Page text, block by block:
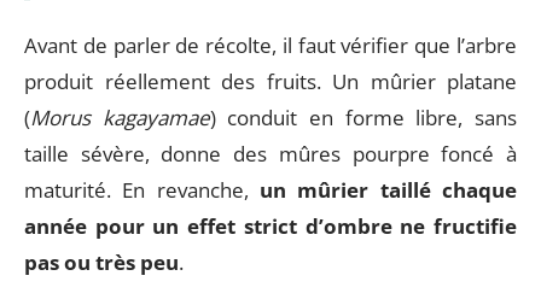
Avant de parler de récolte, il faut vérifier que l’arbre
produit réellement des fruits. Un mûrier platane
(Morus kagayamae) conduit en forme libre, sans
taille sévère, donne des mûres pourpre foncé à
maturité. En revanche, un mûrier taillé chaque
année pour un effet strict d’ombre ne fructifie
pas ou très peu.